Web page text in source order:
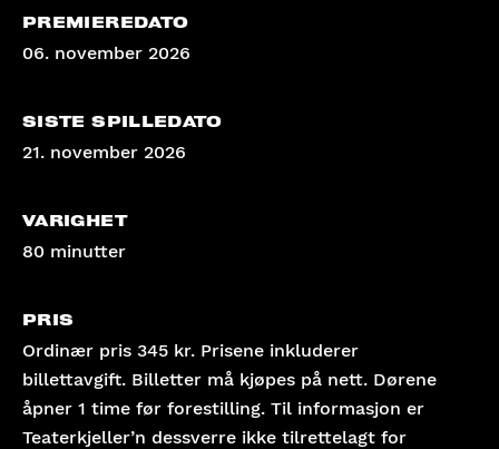
PREMIEREDATO
06. november 2026
SISTE SPILLEDATO
21. november 2026
VARIGHET
80 minutter
PRIS
Ordinær pris 345 kr. Prisene inkluderer
billettavgift. Billetter må kjøpes på nett. Dørene
åpner 1 time før forestilling. Til informasjon er
Teaterkjeller’n dessverre ikke tilrettelagt for